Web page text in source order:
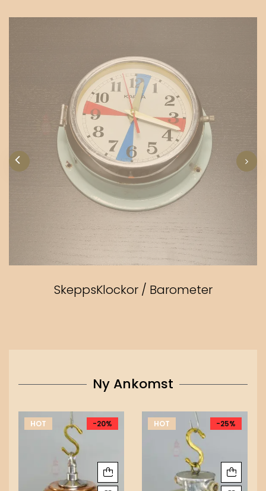
SkeppsKlockor / Barometer
Ny Ankomst
HOT -20% HOT -25%